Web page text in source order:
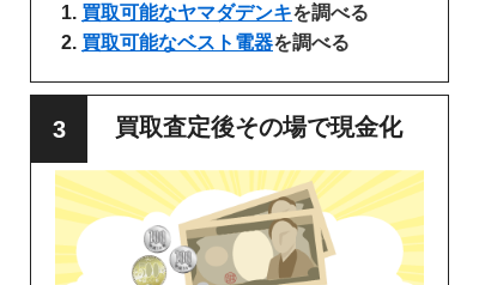
買取可能なヤマダデンキを調べる
買取可能なベスト電器を調べる
買取査定後その場で現金化